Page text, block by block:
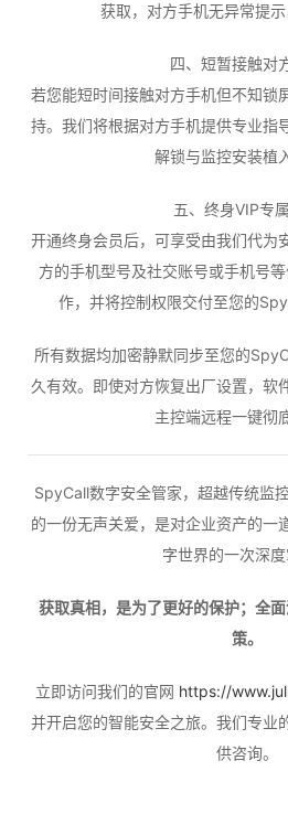
获取，对方手机无异常提示
四、短暂接触对
若您能短时间接触对方手机但不知锁
持。我们将根据对方手机提供专业指
解锁与监控安装植
五、终身VIP专
开通终身会员后，可享受由我们代为
方的手机型号及社交账号或手机号
作，并将控制权限交付至您的
所有数据均加密静默同步至您的
久有效。即使对方恢复出厂设置，软
主控端远程一键彻
SpyCall数字安全管家，超越传统监
的一份无声关爱，是对企业资产的一
字世界的一次深度
获取真相，是为了更好的保护；全
策。
立即访问我们的官网 https://
并开启您的智能安全之旅。我们专业
供咨询。